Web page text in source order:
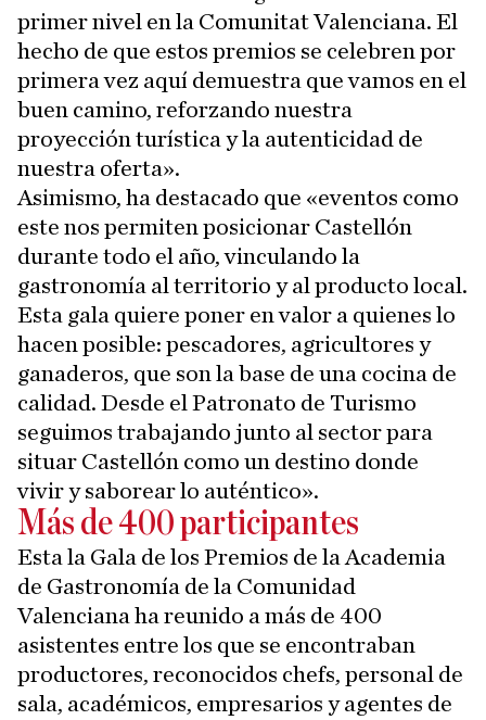
primer nivel en la Comunitat Valenciana. El
hecho de que estos premios se celebren por
primera vez aquí demuestra que vamos en el
buen camino, reforzando nuestra
proyección turística y la autenticidad de
nuestra oferta».
Asimismo, ha destacado que «eventos como
este nos permiten posicionar Castellón
durante todo el año, vinculando la
gastronomía al territorio y al producto local.
Esta gala quiere poner en valor a quienes lo
hacen posible: pescadores, agricultores y
ganaderos, que son la base de una cocina de
calidad. Desde el Patronato de Turismo
seguimos trabajando junto al sector para
situar Castellón como un destino donde
vivir y saborear lo auténtico».
Más de 400 participantes
Esta la Gala de los Premios de la Academia
de Gastronomía de la Comunidad
Valenciana ha reunido a más de 400
asistentes entre los que se encontraban
productores, reconocidos chefs, personal de
sala, académicos, empresarios y agentes de